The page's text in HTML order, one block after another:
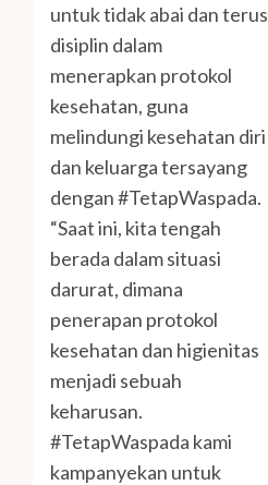
untuk tidak abai dan terus
disiplin dalam
menerapkan protokol
kesehatan, guna
melindungi kesehatan diri
dan keluarga tersayang
dengan #TetapWaspada.
“Saat ini, kita tengah
berada dalam situasi
darurat, dimana
penerapan protokol
kesehatan dan higienitas
menjadi sebuah
keharusan.
#TetapWaspada kami
kampanyekan untuk